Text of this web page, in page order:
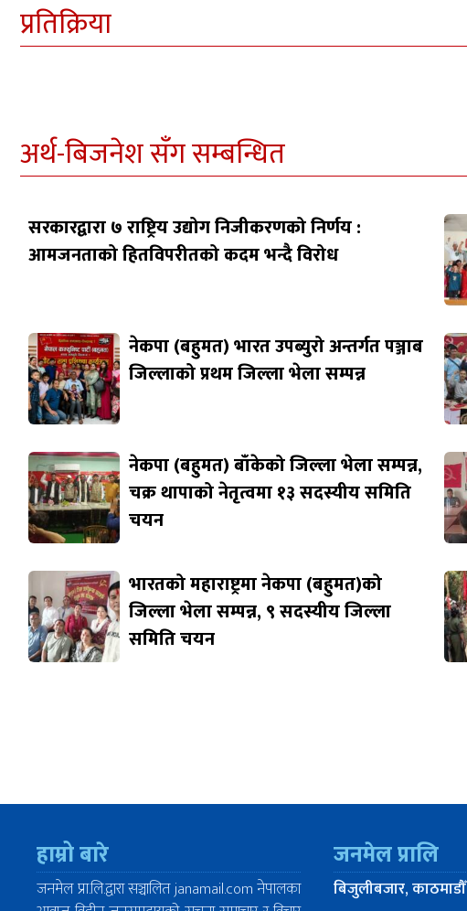
प्रतिक्रिया
अर्थ-बिजनेश सँग सम्बन्धित
सरकारद्वारा ७ राष्ट्रिय उद्योग निजीकरणको निर्णय :
आमजनताको हितविपरीतको कदम भन्दै विरोध
नेकपा (बहुमत) भारत उपब्युरो अन्तर्गत पञ्जाब
जिल्लाको प्रथम जिल्ला भेला सम्पन्न
नेकपा (बहुमत) बाँकेको जिल्ला भेला सम्पन्न,
चक्र थापाको नेतृत्वमा १३ सदस्यीय समिति
चयन
भारतको महाराष्ट्रमा नेकपा (बहुमत)को
जिल्ला भेला सम्पन्न, ९ सदस्यीय जिल्ला
समिति चयन
हाम्रो बारे
जनमेल प्रा.लि.द्वारा सञ्चालित janamail.com नेपालका
जनमेल प्रालि
बिजुलीबजार, काठमाडौँ